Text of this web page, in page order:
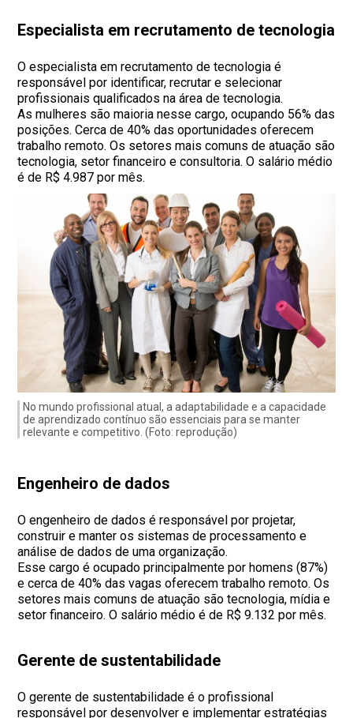
Especialista em recrutamento de tecnologia
O especialista em recrutamento de tecnologia é
responsável por identificar, recrutar e selecionar
profissionais qualificados na área de tecnologia.
As mulheres são maioria nesse cargo, ocupando 56% das
posições. Cerca de 40% das oportunidades oferecem
trabalho remoto. Os setores mais comuns de atuação são
tecnologia, setor financeiro e consultoria. O salário médio
é de R$ 4.987 por mês.
No mundo profissional atual, a adaptabilidade e a capacidade
de aprendizado contínuo são essenciais para se manter
relevante e competitivo. (Foto: reprodução)
Engenheiro de dados
O engenheiro de dados é responsável por projetar,
construir e manter os sistemas de processamento e
análise de dados de uma organização.
Esse cargo é ocupado principalmente por homens (87%)
e cerca de 40% das vagas oferecem trabalho remoto. Os
setores mais comuns de atuação são tecnologia, mídia e
setor financeiro. O salário médio é de R$ 9.132 por mês.
Gerente de sustentabilidade
O gerente de sustentabilidade é o profissional
responsável por desenvolver e implementar estratégias